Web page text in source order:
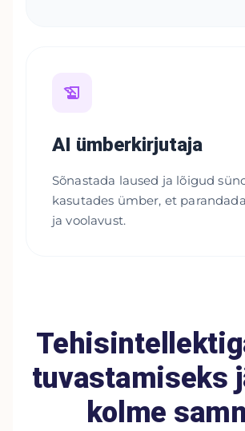
AI ümberkirjutaja
Sõnastada laused ja lõigud
kasutades ümber, et
ja voolavust.
tuvastamiseks
kolme